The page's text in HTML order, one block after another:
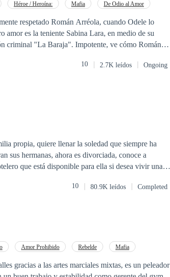
Héroe / Heroína: Mafia
De Odio al Amor
respetado Román Arréola, cuando Odele lo
amor es la teniente Sabina Lara, en medio de su
Impotente, ve cómo Román
10 2.7K leídos Ongoing
propia, quiere llenar la soledad que siempre ha
sus hermanas, ahora es divorciada, conoce a
que está disponible para ella si desea vivir una
la aventura. ¿Qué hará Elena al estar entre estos
10 80.9K leídos Completed
Amor Prohibido Rebelde
Mafia
gracias a las artes marciales mixtas, es un peleador